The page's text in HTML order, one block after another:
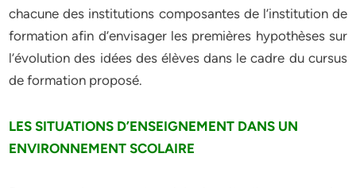
chacune des institutions composantes de l’institution de
formation afin d’envisager les premières hypothèses sur
l’évolution des idées des élèves dans le cadre du cursus
de formation proposé.
LES SITUATIONS D’ENSEIGNEMENT DANS UN
ENVIRONNEMENT SCOLAIRE